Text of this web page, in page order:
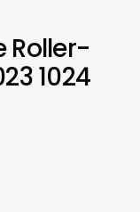
Roller-
1024